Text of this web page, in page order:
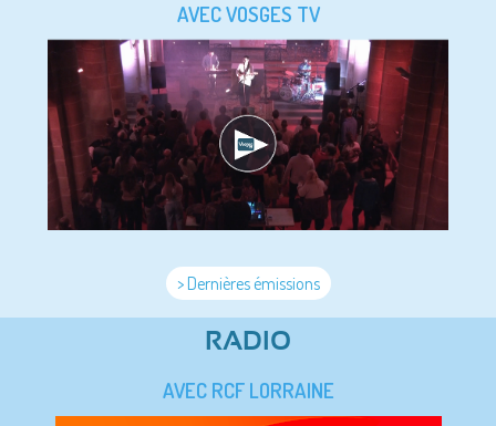
AVEC VOSGES TV
> Dernières émissions
RADIO
AVEC RCF LORRAINE